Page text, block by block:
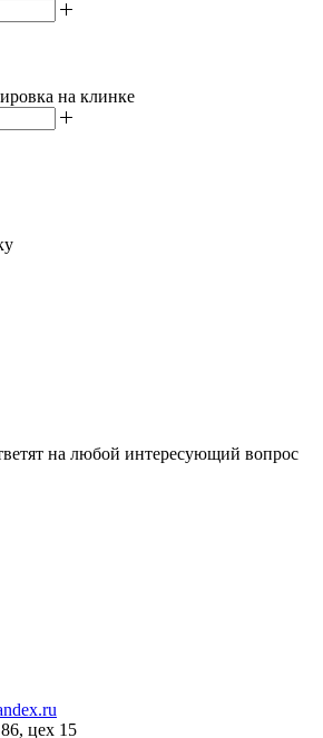
на клинке
на любой интересующий вопрос
цех 15